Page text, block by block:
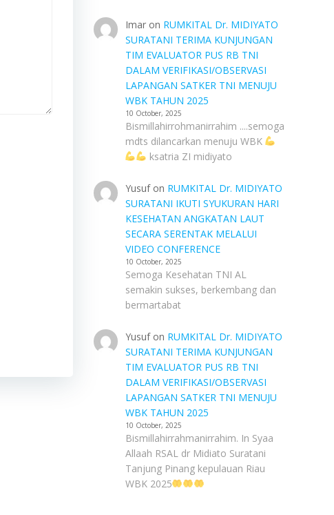
Imaron RUMKITAL Dr. MIDIYATO
SURATANI TERIMA KUNJUNGAN
TIM EVALUATOR PUS RB TNI
DALAM VERIFIKASI/OBSERVASI
LAPANGAN SATKER TNI MENUJU
WBK TAHUN 2025
10 October, 2025
Bismillahirrohmanirrahim ....semoga
mdts dilancarkan menuju WBK
ksatria ZI midiyato
Yusufon RUMKITAL Dr. MIDIYATO
SURATANI IKUTI SYUKURAN HARI
KESEHATAN ANGKATAN LAUT
SECARA SERENTAK MELALUI
VIDEO CONFERENCE
10 October, 2025
Semoga Kesehatan TNI AL
semakin sukses, berkembang dan
bermartabat
Yusufon RUMKITAL Dr. MIDIYATO
SURATANI TERIMA KUNJUNGAN
TIM EVALUATOR PUS RB TNI
DALAM VERIFIKASI/OBSERVASI
LAPANGAN SATKER TNI MENUJU
WBK TAHUN 2025
10 October, 2025
Bismillahirrahmanirrahim. In Syaa
Allaah RSAL dr Midiato Suratani
Tanjung Pinang kepulauan Riau
WBK 2025